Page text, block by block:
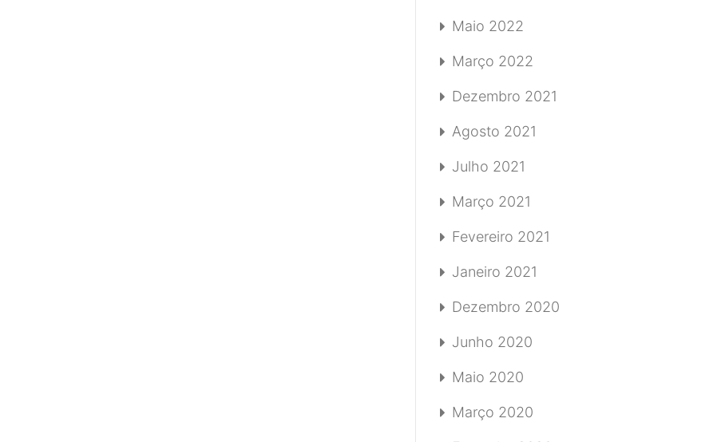
Maio 2022
Março 2022
Dezembro 2021
Agosto 2021
Julho 2021
Março 2021
Fevereiro 2021
Janeiro 2021
Dezembro 2020
Junho 2020
Maio 2020
Março 2020